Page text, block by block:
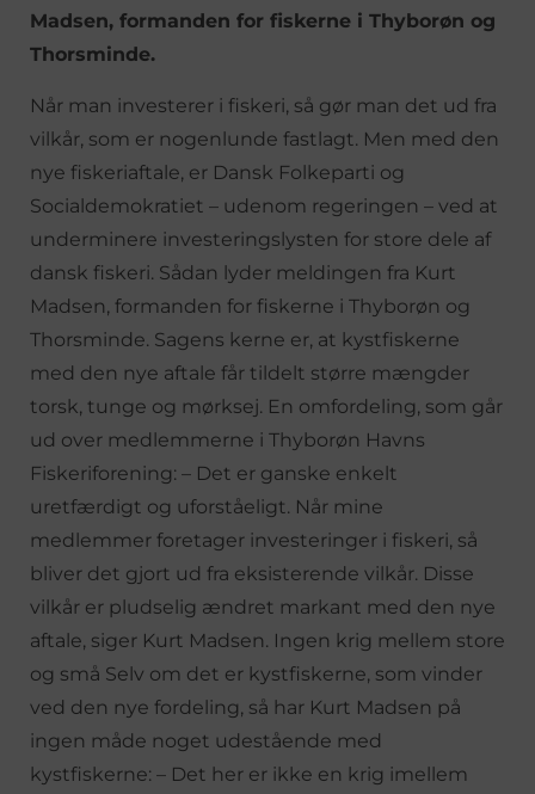
Madsen, formanden for fiskerne i Thyborøn og
Thorsminde.
Når man investerer i fiskeri, så gør man det ud fra
vilkår, som er nogenlunde fastlagt. Men med den
nye fiskeriaftale, er Dansk Folkeparti og
Socialdemokratiet – udenom regeringen – ved at
underminere investeringslysten for store dele af
dansk fiskeri. Sådan lyder meldingen fra Kurt
Madsen, formanden for fiskerne i Thyborøn og
Thorsminde. Sagens kerne er, at kystfiskerne
med den nye aftale får tildelt større mængder
torsk, tunge og mørksej. En omfordeling, som går
ud over medlemmerne i Thyborøn Havns
Fiskeriforening: – Det er ganske enkelt
uretfærdigt og uforståeligt. Når mine
medlemmer foretager investeringer i fiskeri, så
bliver det gjort ud fra eksisterende vilkår. Disse
vilkår er pludselig ændret markant med den nye
aftale, siger Kurt Madsen. Ingen krig mellem store
og små Selv om det er kystfiskerne, som vinder
ved den nye fordeling, så har Kurt Madsen på
ingen måde noget udestående med
kystfiskerne: – Det her er ikke en krig imellem